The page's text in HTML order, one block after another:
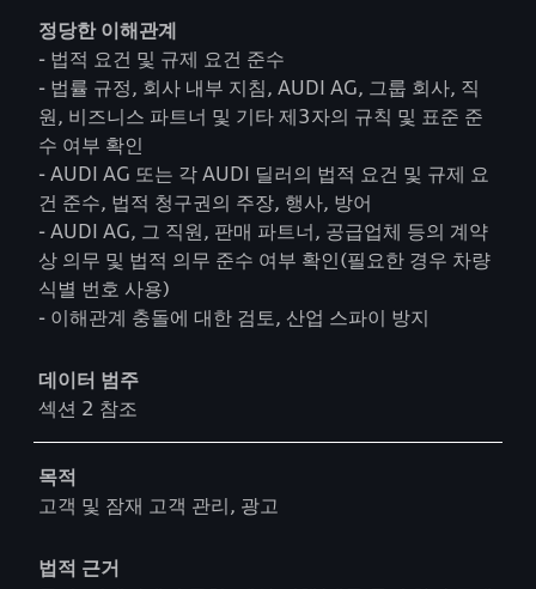
정당한 이해관계
- 법적 요건 및 규제 요건 준수
- 법률 규정, 회사 내부 지침, AUDI AG, 그룹 회사, 직
원, 비즈니스 파트너 및 기타 제3자의 규칙 및 표준 준
수 여부 확인
- AUDI AG 또는 각 AUDI 딜러의 법적 요건 및 규제 요
건 준수, 법적 청구권의 주장, 행사, 방어
- AUDI AG, 그 직원, 판매 파트너, 공급업체 등의 계약
상 의무 및 법적 의무 준수 여부 확인(필요한 경우 차량
식별 번호 사용)
- 이해관계 충돌에 대한 검토, 산업 스파이 방지
데이터 범주
섹션 2 참조
목적
고객 및 잠재 고객 관리, 광고
법적 근거